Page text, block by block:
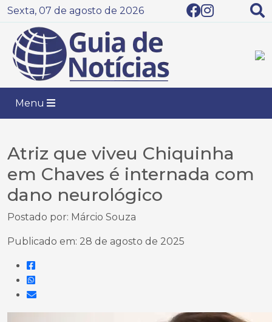
Sexta, 07 de agosto de 2026
Menu
Atriz que viveu Chiquinha
em Chaves é internada com
dano neurológico
Postado por: Márcio Souza
Publicado em: 28 de agosto de 2025